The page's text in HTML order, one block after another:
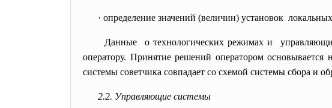
· определение значений (величин) установок
Данные о технологических режимах и
оператору. Принятие решений оператором
системы советчика совпадает со схемой системы сбора и
2.2. Управляющие системы